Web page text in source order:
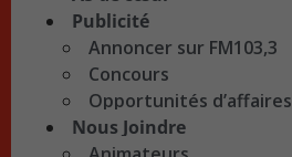
Publicité
Annoncer sur FM103,3
Concours
Opportunités d’affaires
Nous Joindre